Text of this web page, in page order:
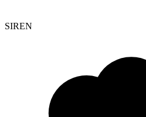
SIREN